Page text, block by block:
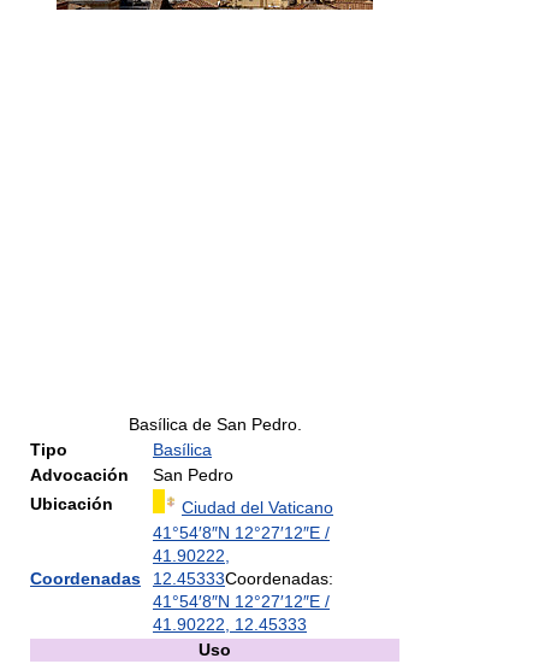
Basílica de San Pedro.
Tipo
Basílica
Advocación
San Pedro
Ubicación
Ciudad del Vaticano
Coordenadas
41°54′8″N 12°27′12″E /
41.90222
12.45333Coordenadas:
41°54′8″N 12°27′12″E /
41.90222
12.45333
Uso